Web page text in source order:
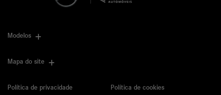
Modelos
Mapa do site
Política de privacidade Política de cookies